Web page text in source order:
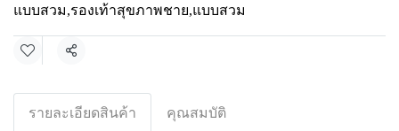
แบบสวม,รองเท้าสุขภาพชาย,แบบสวม
Share
รายละเอียดสินค้า คุณสมบัติ